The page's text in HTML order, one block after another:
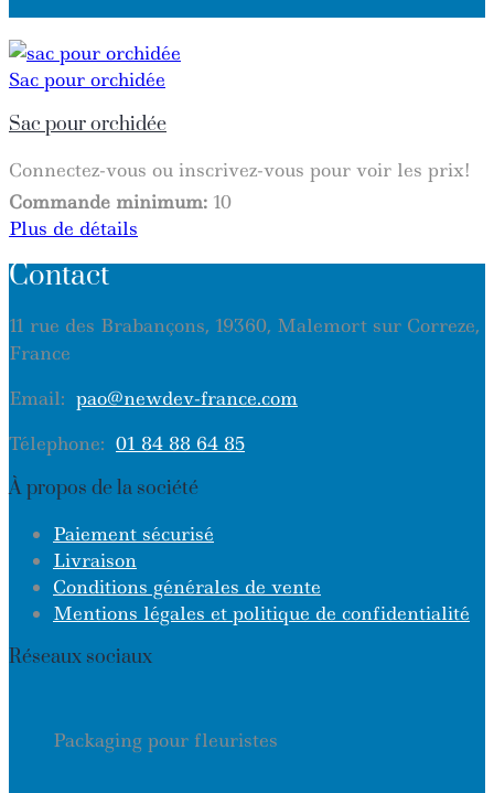
Sac pour orchidée
Sac pour orchidée
Connectez-vous ou inscrivez-vous pour voir les prix!
Commande minimum: 10
Plus de détails
Contact
11 rue des Brabançons, 19360, Malemort sur Correze,
France
Email: pao@newdev-france.com
Télephone: 01 84 88 64 85
À propos de la société
Paiement sécurisé
Livraison
Conditions générales de vente
Mentions légales et politique de confidentialité
Réseaux sociaux
Packaging pour fleuristes